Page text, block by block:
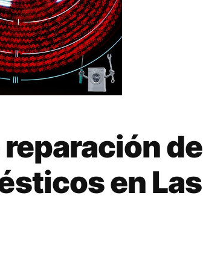
de
en Las